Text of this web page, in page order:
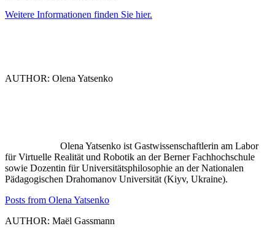
Weitere Informationen finden Sie hier.
AUTHOR: Olena Yatsenko
Olena Yatsenko ist Gastwissenschaftlerin am Labor
für Virtuelle Realität und Robotik an der Berner Fachhochschule
sowie Dozentin für Universitätsphilosophie an der Nationalen
Pädagogischen Drahomanov Universität (Kiyv, Ukraine).
Posts from Olena Yatsenko
AUTHOR: Maël Gassmann